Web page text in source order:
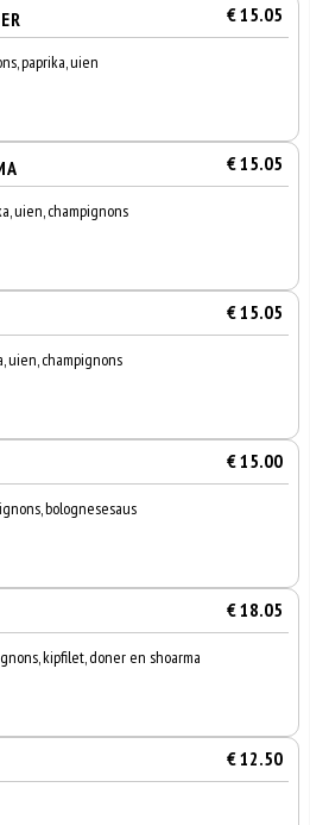
€ 15.05
paprika, uien
€ 15.05
uien, champignons
€ 15.05
uien, champignons
€ 15.00
bolognesesaus
€ 18.05
kipfilet, doner en shoarma
€ 12.50